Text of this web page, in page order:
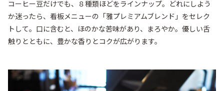
コーヒー豆だけでも、８種類ほどをラインナップ。どれにしよう
か迷ったら、看板メニューの「雅プレミアムブレンド」をセレク
トして。口に含むと、ほのかな苦味があり、まろやか。優しい舌
触りとともに、豊かな香りとコクが広がります。